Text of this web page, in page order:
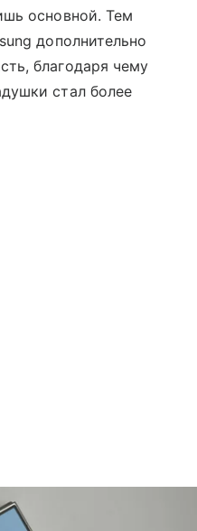
основной. Тем
дополнительно
благодаря чему
стал более